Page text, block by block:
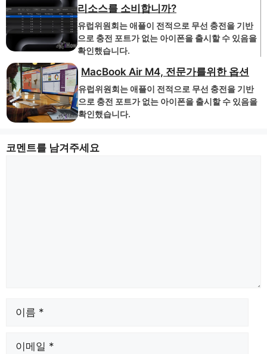
리소스를 소비합니까?
유럽위원회는 애플이 전적으로 무선 충전을 기반
으로 충전 포트가 없는 아이폰을 출시할 수 있음을
확인했습니다.
MacBook Air M4, 전문가를위한 옵션
유럽위원회는 애플이 전적으로 무선 충전을 기반
으로 충전 포트가 없는 아이폰을 출시할 수 있음을
확인했습니다.
코멘트를 남겨주세요